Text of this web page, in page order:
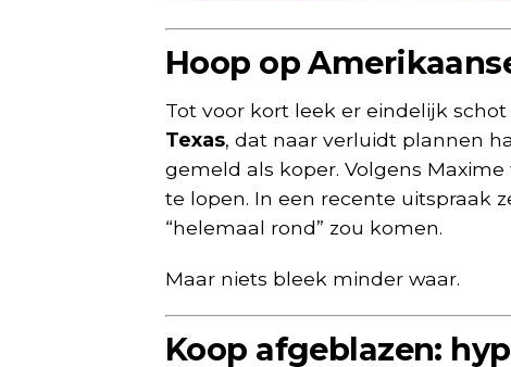
Hoop op
Tot voor kort leek er eindelijk
Texas, dat naar verluidt plannen
gemeld als koper. Volgens
te lopen. In een recente uitspraak
“helemaal rond” zou komen.
Maar niets bleek minder waar.
Koop afgeblazen: